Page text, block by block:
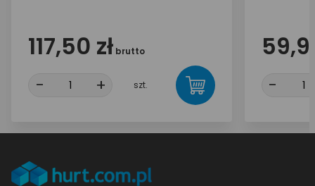
117,50 zł brutto
- + szt. -